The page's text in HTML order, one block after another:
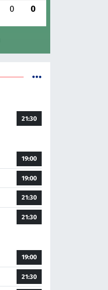
0 0
21:30
19:00
19:00
21:30
21:30
19:00
21:30